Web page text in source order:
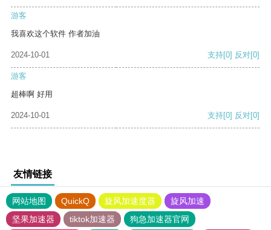
游客
我喜欢这个软件 作者加油
2024-10-01 支持[0] 反对[0]
游客
超棒啊 好用
2024-10-01 支持[0] 反对[0]
友情链接
网站地图 QuickQ 旋风加速度器
旋风加速
坚果加速器
tiktok加速器
狗急加速器官网